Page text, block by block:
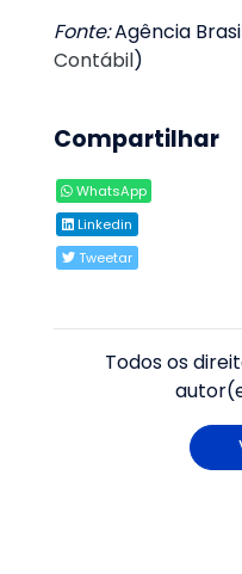
Fonte:Agência
Contábil)
Compartilhar
WhatsApp
Linkedin
Tweetar
Todos os